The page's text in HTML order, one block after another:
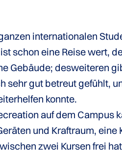
internationalen
schon eine Reise wert,
Gebäude; desweiteren
sehr gut betreut gefühlt,
konnte.
auf dem
und Kraftraum,
zwei Kursen frei